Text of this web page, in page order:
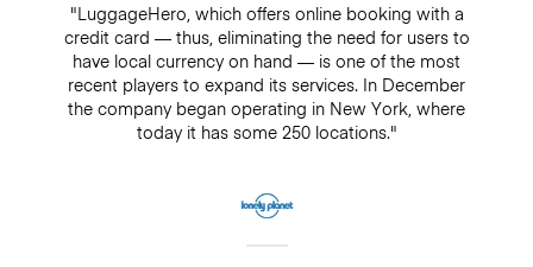
"LuggageHero, which offers online booking with a
credit card — thus, eliminating the need for users to
have local currency on hand — is one of the most
recent players to expand its services. In December
the company began operating in New York, where
today it has some 250 locations."